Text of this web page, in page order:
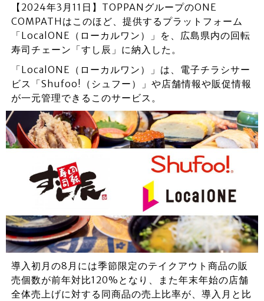
【2024年3月11日】TOPPANグループのONE
COMPATHはこのほど、提供するプラットフォーム
「LocalONE（ローカルワン）」を、広島県内の回転
寿司チェーン「すし辰」に納入した。
「LocalONE（ローカルワン）」は、電子チラシサー
ビス「Shufoo!（シュフー）」や店舗情報や販促情報
が一元管理できるこのサービス。
導入初月の8月には季節限定のテイクアウト商品の販
売個数が前年対比120%となり、また年末年始の店舗
全体売上げに対する同商品の売上比率が、導入月と比